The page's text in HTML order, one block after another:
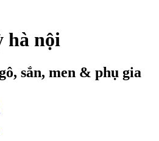
hà nội
sắn, men & phụ gia